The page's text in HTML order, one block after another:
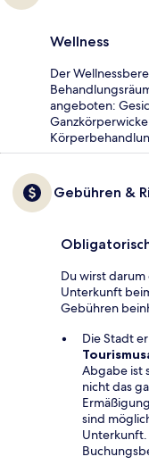
Wellness
Der
angeboten:
Gebühren &
Du wirst
Unterkunft
Gebühren
Die Stadt
Abgabe ist
nicht das
sind